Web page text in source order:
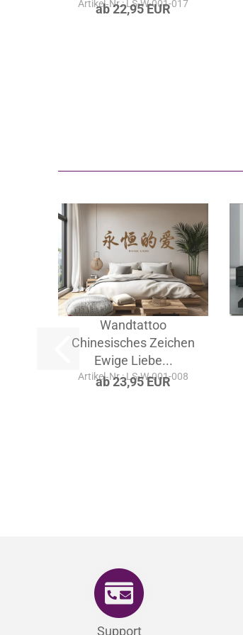
Artikel‑Nr.: LS-W-001-017
ab 22,95 EUR
Wandtattoo
Chinesisches Zeichen
Ewige Liebe...
Artikel‑Nr.: LS-W-001-008
ab 23,95 EUR
Support